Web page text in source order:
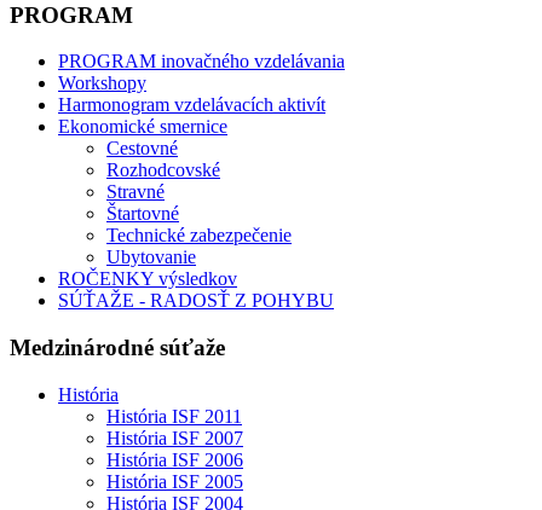
PROGRAM
PROGRAM inovačného vzdelávania
Workshopy
Harmonogram vzdelávacích aktivít
Ekonomické smernice
Cestovné
Rozhodcovské
Stravné
Štartovné
Technické zabezpečenie
Ubytovanie
ROČENKY výsledkov
SÚŤAŽE - RADOSŤ Z POHYBU
Medzinárodné súťaže
História
História ISF 2011
História ISF 2007
História ISF 2006
História ISF 2005
História ISF 2004